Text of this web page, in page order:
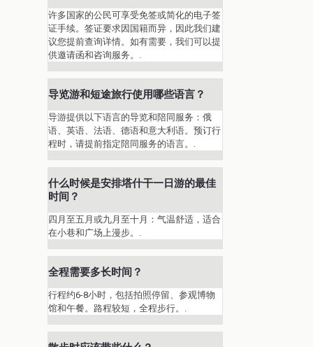
许多国家的公民可享受免签或简化的电子签
证手续。签证要求因国籍而异，因此我们建
议您提前查询详情。如有需要，我们可以提
供邀请函和咨询服务。.
导览游和短途旅行使用哪些语言？
导游提供以下语言的导览和陪同服务：俄
语、英语、法语、德语和意大利语。预订行
程时，请提前指定陪同服务的语言。.
什么时候是安排塔什干一日游的最佳
时间？
四月至五月或九月至十月：气温舒适，适合
在小巷和广场上漫步。.
全程需要多长时间？
行程约6-8小时，包括拍照停留、参观博物
馆和午餐。路程较短，全程步行。.